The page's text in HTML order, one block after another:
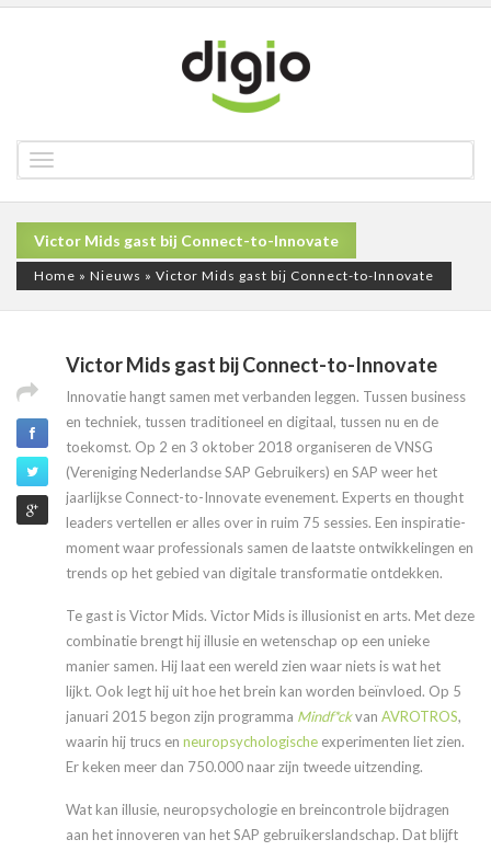
navigation
Victor Mids gast bij Connect-to-Innovate
Home » Nieuws » Victor Mids gast bij Connect-to-Innovate
Victor Mids gast bij Connect-to-Innovate
Innovatie hangt samen met verbanden leggen. Tussen business
en techniek, tussen traditioneel en digitaal, tussen nu en de
toekomst. Op 2 en 3 oktober 2018 organiseren de VNSG
(Vereniging Nederlandse SAP Gebruikers) en SAP weer het
jaarlijkse Connect-to-Innovate evenement. Experts en thought
leaders vertellen er alles over in ruim 75 sessies. Een inspiratie-
moment waar professionals samen de laatste ontwikkelingen en
trends op het gebied van digitale transformatie ontdekken.
Te gast is Victor Mids. Victor Mids is illusionist en arts. Met deze
combinatie brengt hij illusie en wetenschap op een unieke
manier samen. Hij laat een wereld zien waar niets is wat het
lijkt. Ook legt hij uit hoe het brein kan worden beïnvloed. Op 5
januari 2015 begon zijn programma Mindf*ckvan AVROTROS,
waarin hij trucs en neuropsychologische experimenten liet zien.
Er keken meer dan 750.000 naar zijn tweede uitzending.
Wat kan illusie, neuropsychologie en breincontrole bijdragen
aan het innoveren van het SAP gebruikerslandschap. Dat blijft